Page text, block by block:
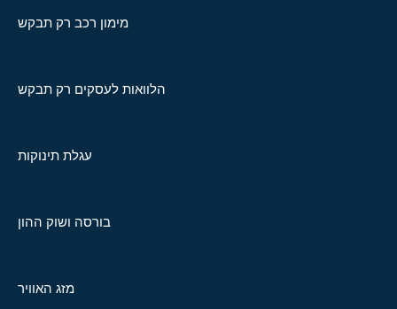
מימון רכב רק תבקש
הלוואות לעסקים רק תבקש
עגלת תינוקות
בורסה ושוק ההון
מזג האוויר